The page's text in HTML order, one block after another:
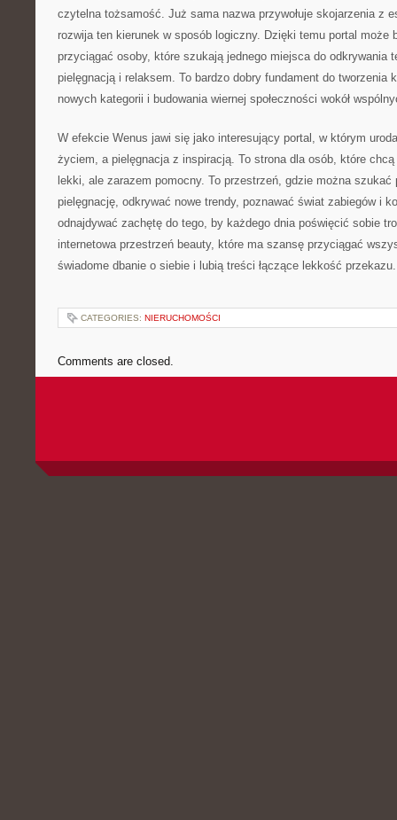
czytelna tożsamość. Już sama nazwa przywołuje skojarzenia z
rozwija ten kierunek w sposób logiczny. Dzięki temu portal może
przyciągać osoby, które szukają jednego miejsca do odkrywania
pielęgnacją i relaksem. To bardzo dobry fundament do tworzenia
nowych kategorii i budowania wiernej społeczności wokół
W efekcie Wenus jawi się jako interesujący portal, w którym
życiem, a pielęgnacja z inspiracją. To strona dla osób, które
lekki, ale zarazem pomocny. To przestrzeń, gdzie można szukać
pielęgnację, odkrywać nowe trendy, poznawać świat zabiegów i
odnajdywać zachętę do tego, by każdego dnia poświęcić sobie
internetowa przestrzeń beauty, które ma szansę przyciągać
świadome dbanie o siebie i lubią treści łączące lekkość przekazu.
CATEGORIES: NIERUCHOMOŚCI
Comments are closed.